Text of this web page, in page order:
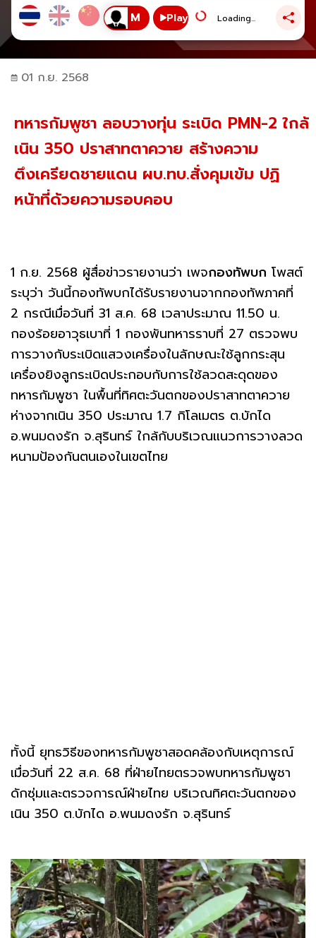
Play Loading...
01 ก.ย. 2568
ทหารกัมพูชา ลอบวางทุ่น ระเบิด PMN-2 ใกล้
เนิน 350 ปราสาทตาควาย สร้างความ
ตึงเครียดชายแดน ผบ.ทบ.สั่งคุมเข้ม ปฏิ
หน้าที่ด้วยความรอบคอบ
1 ก.ย. 2568 ผู้สื่อข่าวรายงานว่า เพจกองทัพบก โพสต์
ระบุว่า วันนี้กองทัพบกได้รับรายงานจากกองทัพภาคที่
2 กรณีเมื่อวันที่ 31 ส.ค. 68 เวลาประมาณ 11.50 น.
กองร้อยอาวุธเบาที่ 1 กองพันทหารราบที่ 27 ตรวจพบ
การวางกับระเบิดแสวงเครื่องในลักษณะใช้ลูกกระสุน
เครื่องยิงลูกระเบิดประกอบกับการใช้ลวดสะดุดของ
ทหารกัมพูชา ในพื้นที่ทิศตะวันตกของปราสาทตาควาย
ห่างจากเนิน 350 ประมาณ 1.7 กิโลเมตร ต.บักได
อ.พนมดงรัก จ.สุรินทร์ ใกล้กับบริเวณแนวการวางลวด
หนามป้องกันตนเองในเขตไทย
ทั้งนี้ ยุทธวิธีของทหารกัมพูชาสอดคล้องกับเหตุการณ์
เมื่อวันที่ 22 ส.ค. 68 ที่ฝ่ายไทยตรวจพบทหารกัมพูชา
ดักซุ่มและตรวจการณ์ฝ่ายไทย บริเวณทิศตะวันตกของ
เนิน 350 ต.บักได อ.พนมดงรัก จ.สุรินทร์